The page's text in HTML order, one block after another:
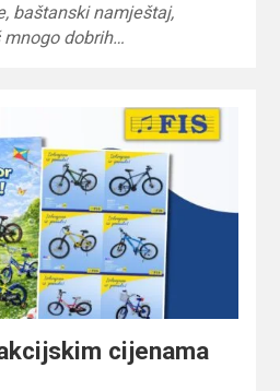
baštanski namještaj,
mnogo dobrih…
cijenama